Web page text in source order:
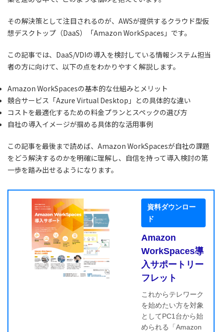
その解決策として注目されるのが、AWSが提供するクラウド型仮
想デスクトップ（DaaS）「Amazon WorkSpaces」です。
この記事では、DaaS/VDIの導入を検討している情報システム担当
者の方に向けて、以下の点をわかりやすく解説します。
Amazon WorkSpacesの基本的な仕組みとメリット
競合サービス「Azure Virtual Desktop」との具体的な違い
コストを最適化するための料金プランとスペックの選び方
自社の導入イメージが掴める具体的な活用事例
この記事を最後まで読めば、Amazon WorkSpacesが自社の課題
をどう解決するのかを明確に理解し、自信を持って導入検討の第
一歩を踏み出せるようになります。
資料ダウンロー
ド
Amazon
WorkSpaces導
入サポートリー
フレット
これからテレワーク
を始めたい方を対象
としてPC1台から始
められる「Amazon